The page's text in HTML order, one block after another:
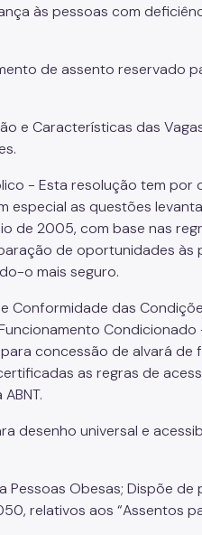
às pessoas com
de assento reservado
e Características das
- Esta resolução tem
as questões
de 2005, com base nas
de oportunidades às
o mais seguro.
Conformidade das
concessão de alvará
as regras de
desenho universal e
Pessoas Obesas; Dispõe
relativos aos “Assentos